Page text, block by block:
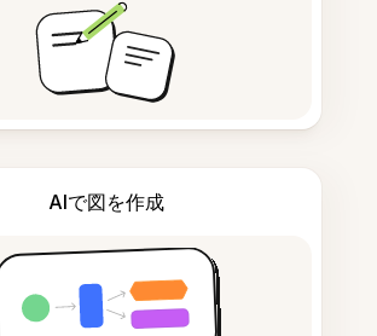
AIで図を作成